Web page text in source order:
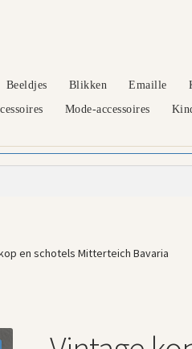
Beeldjes Blikken Emaille
Mode-accessoires
en schotels Mitterteich Bavaria